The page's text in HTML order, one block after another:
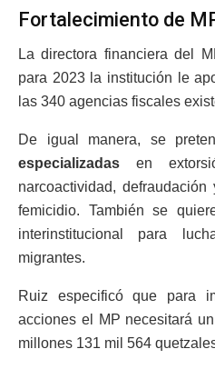
Fortalecimiento de
La directora financiera del
para 2023 la institución le
las 340 agencias fiscales
De igual manera, se
especializadas en
narcoactividad,
femicidio. También se
interinstitucional para
migrantes.
Ruiz especificó que para
acciones el MP necesitará
millones 131 mil 564